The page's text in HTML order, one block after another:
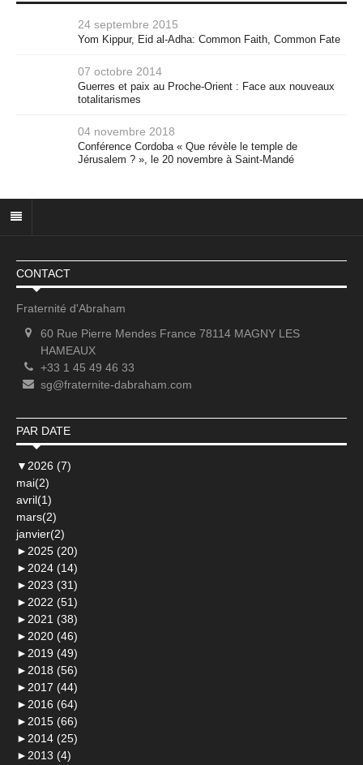
24 septembre 2015
Yom Kippur, Eid al-Adha: Common Faith, Common Fate
07 octobre 2014
Guerres et paix au Proche-Orient : Face aux nouveaux
totalitarismes
04 novembre 2018
Conférence Cordoba « Que révèle le temple de
Jérusalem ? », le 20 novembre à Saint-Mandé
CONTACT
Fraternité d'Abraham
60 Rue Pierre Mendes France 78114 MAGNY LES
HAMEAUX
+33 1 45 49 46 33
sg@fraternite-dabraham.com
PAR DATE
▼ 2026 (7)
mai(2)
avril(1)
mars(2)
janvier(2)
► 2025 (20)
► 2024 (14)
► 2023 (31)
► 2022 (51)
► 2021 (38)
► 2020 (46)
► 2019 (49)
► 2018 (56)
► 2017 (44)
► 2016 (64)
► 2015 (66)
► 2014 (25)
► 2013 (4)